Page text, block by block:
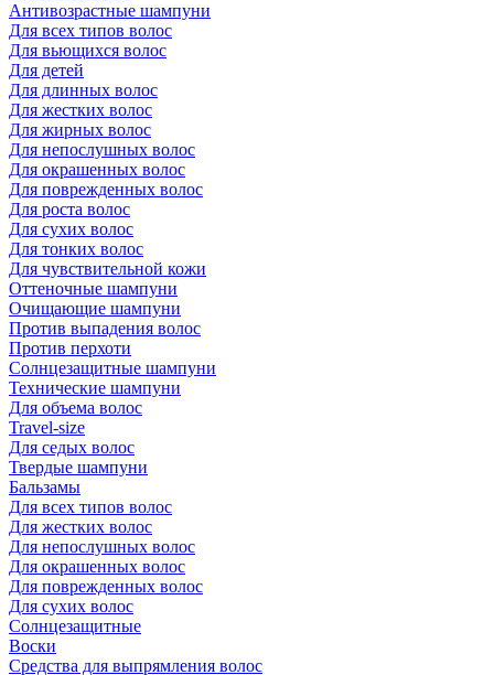
Антивозрастные шампуни
Для всех типов волос
Для вьющихся волос
Для детей
Для длинных волос
Для жестких волос
Для жирных волос
Для непослушных волос
Для окрашенных волос
Для поврежденных волос
Для роста волос
Для сухих волос
Для тонких волос
Для чувствительной кожи
Оттеночные шампуни
Очищающие шампуни
Против выпадения волос
Против перхоти
Солнцезащитные шампуни
Технические шампуни
Для объема волос
Travel-size
Для седых волос
Твердые шампуни
Бальзамы
Для всех типов волос
Для жестких волос
Для непослушных волос
Для окрашенных волос
Для поврежденных волос
Для сухих волос
Солнцезащитные
Воски
Средства для выпрямления волос